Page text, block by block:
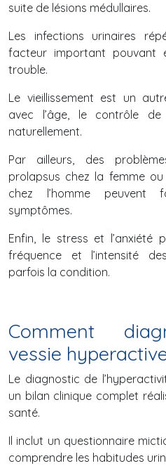
suite de lésions médullaires.
Les infections urinaires
facteur important pouvant
trouble.
Le vieillissement est un
avec l’âge, le contrôle
naturellement.
Par ailleurs, des
prolapsus chez la femme
chez l’homme peuvent
symptômes.
Enfin, le stress et l’anxiété
fréquence et l’intensité
parfois la condition.
Comment
vessie
Le diagnostic de
un bilan clinique complet
santé.
Il inclut un questionnaire
comprendre les habitudes